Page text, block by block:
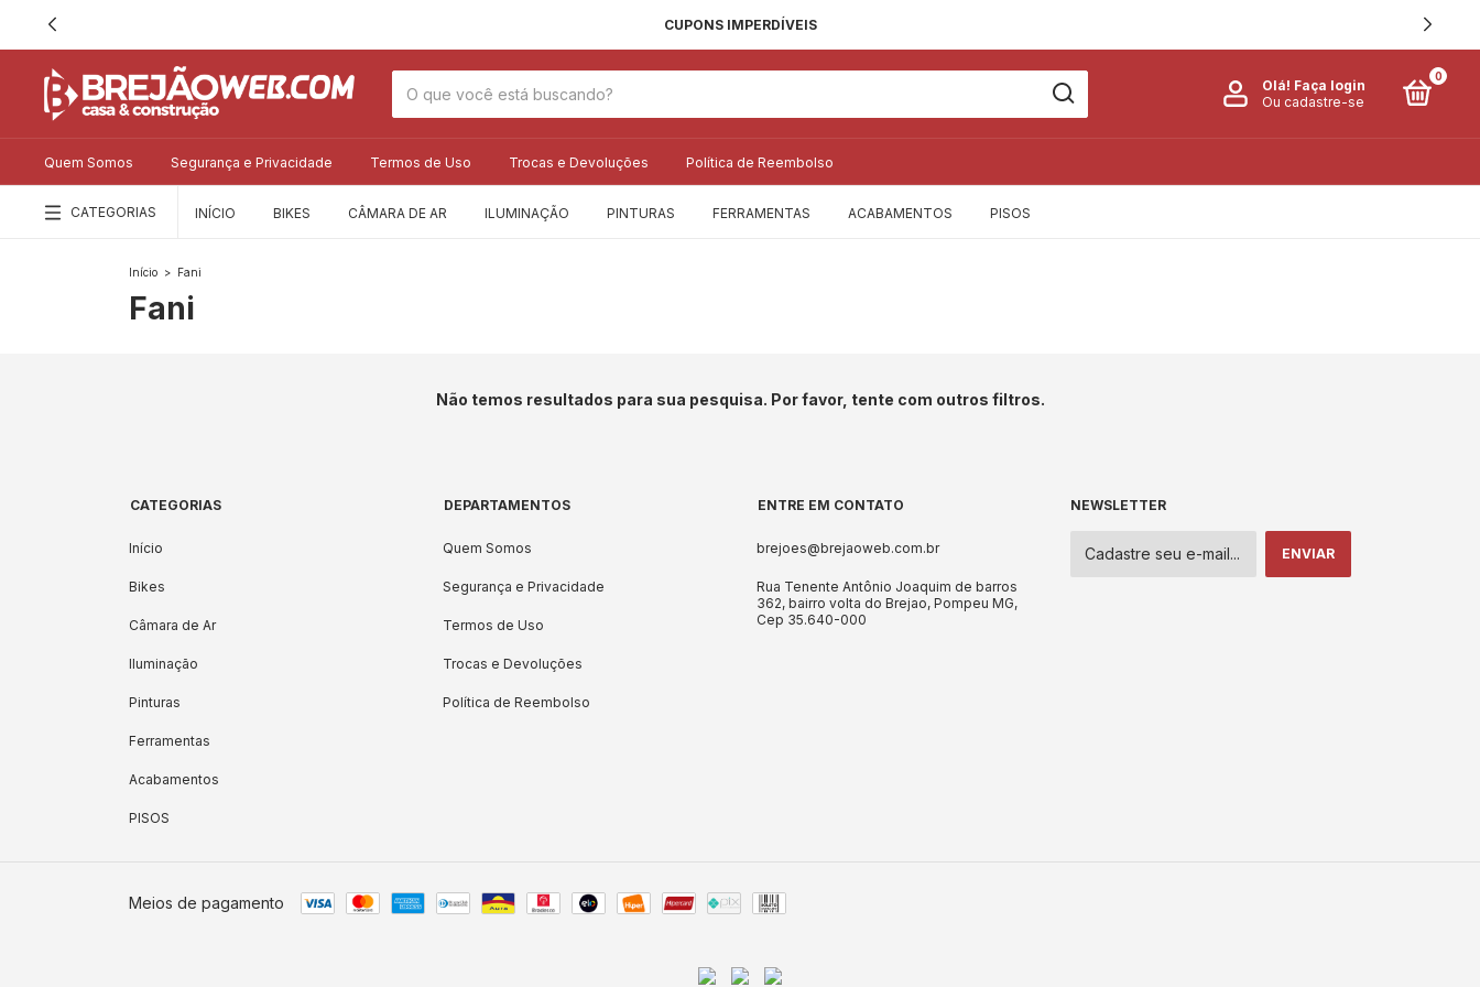
CUPONS IMPERDÍVEIS
Olá! Faça login
Ou cadastre-se
0
Quem Somos Segurança e Privacidade Termos de Uso Trocas e Devoluções Política de Reembolso
CATEGORIAS INÍCIO BIKES CÂMARA DE AR ILUMINAÇÃO PINTURAS FERRAMENTAS ACABAMENTOS PISOS
Início > Fani
Fani
Não temos resultados para sua pesquisa. Por favor, tente com outros filtros.
CATEGORIAS
Início
Bikes
Câmara de Ar
Iluminação
Pinturas
Ferramentas
Acabamentos
PISOS
DEPARTAMENTOS
Quem Somos
Segurança e Privacidade
Termos de Uso
Trocas e Devoluções
Política de Reembolso
ENTRE EM CONTATO
brejoes@brejaoweb.com.br
Rua Tenente Antônio Joaquim de barros
362, bairro volta do Brejao, Pompeu MG,
Cep 35.640-000
NEWSLETTER
Meios de pagamento